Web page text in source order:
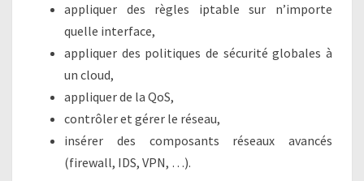
appliquer des règles iptable sur n’importe
quelle interface,
appliquer des politiques de sécurité globales à
un cloud,
appliquer de la QoS,
contrôler et gérer le réseau,
insérer des composants réseaux avancés
(firewall, IDS, VPN, …).